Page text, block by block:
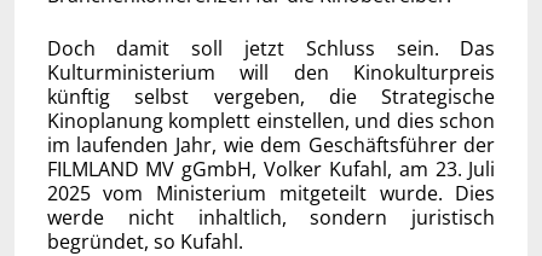
Doch damit soll jetzt Schluss sein. Das
Kulturministerium will den Kinokulturpreis
künftig selbst vergeben, die Strategische
Kinoplanung komplett einstellen, und dies schon
im laufenden Jahr, wie dem Geschäftsführer der
FILMLAND MV gGmbH, Volker Kufahl, am 23. Juli
2025 vom Ministerium mitgeteilt wurde. Dies
werde nicht inhaltlich, sondern juristisch
begründet, so Kufahl.